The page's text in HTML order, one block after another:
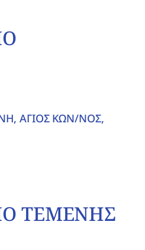
ΑΓΙΟΣ ΚΩΝ/ΝΟΣ,
ΤΕΜΕΝΗΣ